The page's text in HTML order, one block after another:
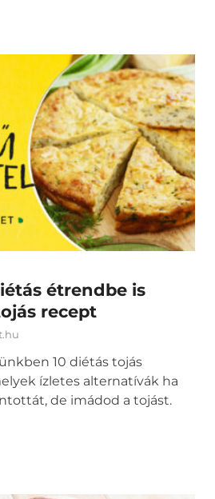
étrendbe is
recept
10 diétás tojás
ízletes alternatívák ha
de imádod a tojást.